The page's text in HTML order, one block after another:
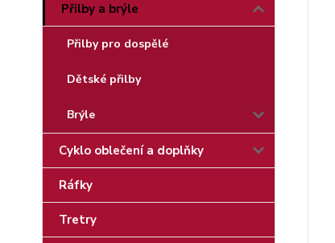
Přilby a brýle
Přilby pro dospělé
Dětské přilby
Brýle
Cyklo oblečení a doplňky
Ráfky
Tretry